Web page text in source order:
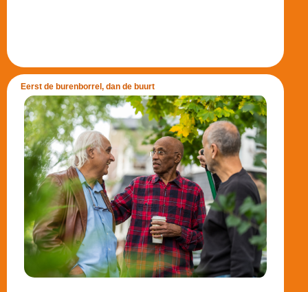
Eerst de burenborrel, dan de buurt